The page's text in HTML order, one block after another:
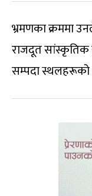
भ्रमणका क्रममा
राजदूत सांस्कृतिक
सम्पदा स्थलहरूको